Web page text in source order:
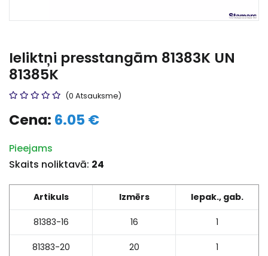
Ieliktņi presstangām 81383K UN
81385K
(0 Atsauksme)
Cena: 6.05 €
Pieejams
Skaits noliktavā: 24
Artikuls Izmērs Iepak., gab.
81383-16 16 1
81383-20 20 1